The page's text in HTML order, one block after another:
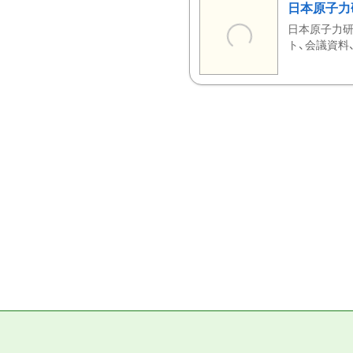
日本原子
日本原子力
ト、会議資